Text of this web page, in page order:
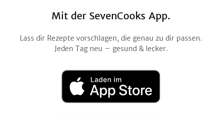
Mit der SevenCooks App.
Lass dir Rezepte vorschlagen, die genau zu dir passen.
Jeden Tag neu – gesund & lecker.
Laden
im
App